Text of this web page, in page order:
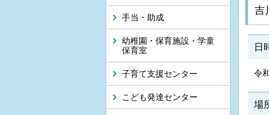
手当・助成
幼稚園・保育施設・学童
保育室
子育て支援センター
こども発達センター
吉
日
令
場